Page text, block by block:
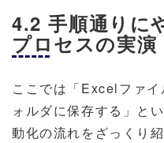
4.2 手順通りに
プロセスの実演
ここでは「Excelファ
ォルダに保存する」と
動化の流れをざっくり